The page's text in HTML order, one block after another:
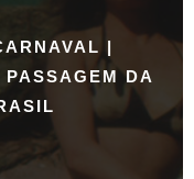
|
DA